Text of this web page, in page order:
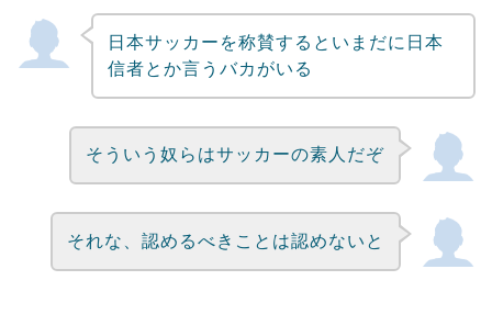
日本サッカーを称賛するといまだに日本
信者とか言うバカがいる
そういう奴らはサッカーの素人だぞ
それな、認めるべきことは認めないと